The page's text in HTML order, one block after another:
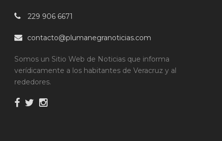
229 906 6671
contacto@plumanegranoticias.com
Somos un Sitio Web de Noticias que informa
verídicamente a los habitantes de Veracruz y al
rededores.